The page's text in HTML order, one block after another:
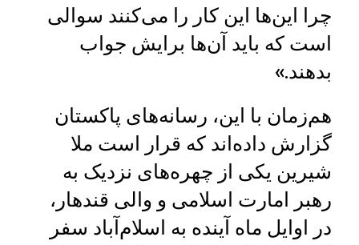
چرا این‌ها این کار را می‌کنند سوالی
است که باید آن‌ها برایش جواب
بدهند.»
هم‌زمان با این، رسانه‌های پاکستان
گزارش داده‌اند که قرار است ملا
شیرین یکی از چهره‌های نزدیک به
رهبر امارت اسلامی و والی قندهار،
در اوایل ماه آینده به اسلام‌آباد سفر